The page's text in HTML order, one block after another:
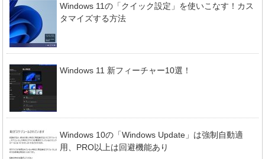
Windows 11の「クイック設定」を使いこなす！カス
タマイズする方法
Windows 11 新フィーチャー10選！
Windows 10の「Windows Update」は強制自動適
用、PRO以上は回避機能あり